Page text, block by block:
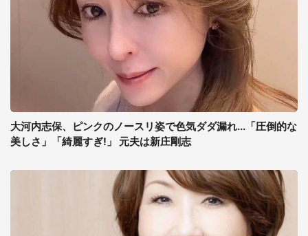
大河内志保、ピンクのノースリ姿で色気ダダ漏れ...「圧倒的な
美しさ」「綺麗すぎ!」 元夫は新庄剛志